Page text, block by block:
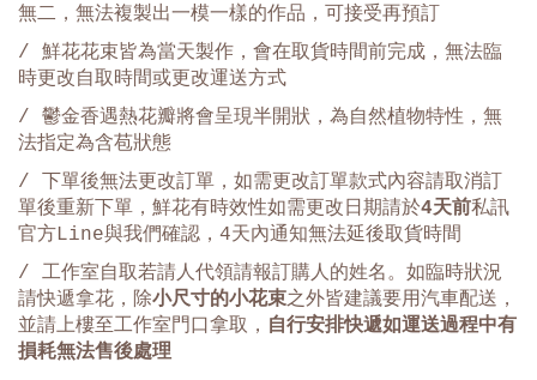
無二，無法複製出一模一樣的作品，可接受再預訂
/ 鮮花花束皆為當天製作，會在取貨時間前完成，無法臨
時更改自取時間或更改運送方式
/ 鬱金香遇熱花瓣將會呈現半開狀，為自然植物特性，無
法指定為含苞狀態
/ 下單後無法更改訂單，如需更改訂單款式內容請取消訂
單後重新下單，鮮花有時效性如需更改日期請於4天前私訊
官方Line與我們確認，4天內通知無法延後取貨時間
/ 工作室自取若請人代領請報訂購人的姓名。如臨時狀況
請快遞拿花，除小尺寸的小花束之外皆建議要用汽車配送，
並請上樓至工作室門口拿取， 自行安排快遞如運送過程中有
損耗無法售後處理